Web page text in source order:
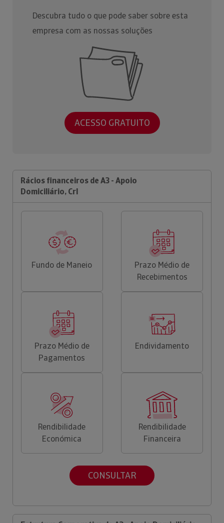
Descubra tudo o que pode saber sobre esta
empresa com as nossas soluções
ACESSO GRATUITO
Rácios financeiros de A3 - Apoio
Domiciliário, Crl
Fundo de Maneio
Prazo Médio de
Recebimentos
Prazo Médio de
Pagamentos
Endividamento
Rendibilidade
Económica
Rendibilidade
Financeira
CONSULTAR